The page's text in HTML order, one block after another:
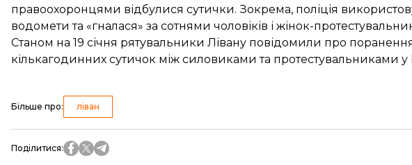
правоохоронцями відбулися сутички. Зокрема, поліція
водомети та «гналася» за сотнями чоловіків і жінок-
Станом на 19 січня рятувальники Лівану повідомили про
кількагодинних сутичок між силовиками та протестувальниками у
Більше про: ліван
Поділитися: